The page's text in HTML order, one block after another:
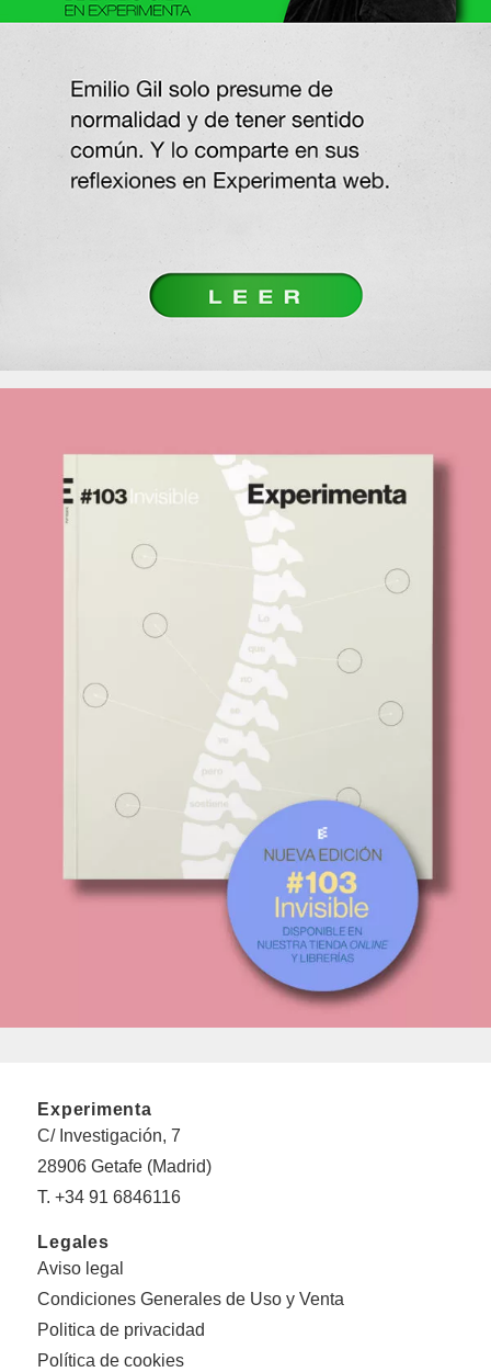
Experimenta
C/ Investigación, 7
28906 Getafe (Madrid)
T. +34 91 6846116
Legales
Aviso legal
Condiciones Generales de Uso y Venta
Politica de privacidad
Política de cookies